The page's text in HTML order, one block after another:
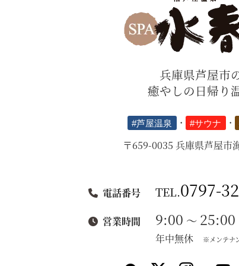
兵庫県芦屋市
癒やしの日帰り
#芦屋温泉 ・ #サウナ ・
〒659-0035 兵庫県芦屋市
電話番号 TEL.0797-
営業時間 9:00 ～ 25:00
年中無休 ※メンテナ